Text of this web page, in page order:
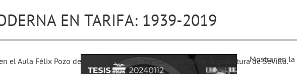
EN TARIFA: 1939-2019
el Aula Félix Pozo de nuestra Escuela Técnica Superior de Arquitectura de Sevilla.
Mostrar en